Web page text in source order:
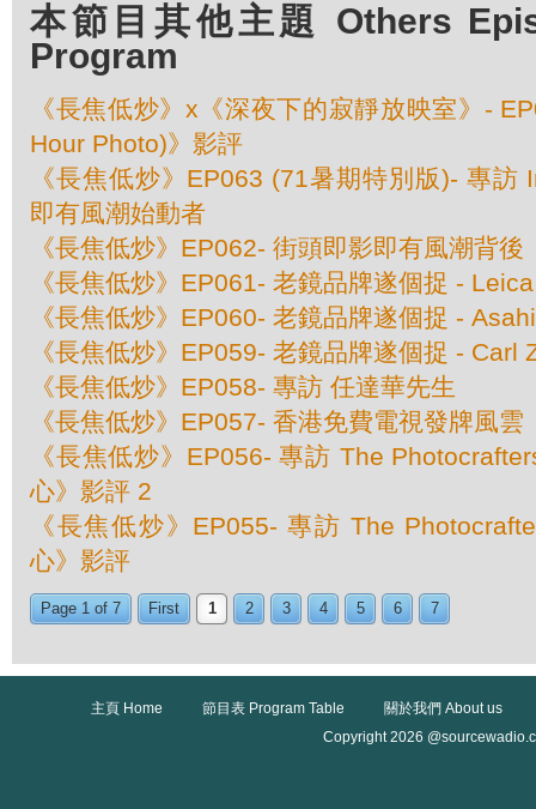
本節目其他主題 Others
Program
《長焦低炒》x《深夜下的寂靜放映室》-
Hour Photo)》影評
《長焦低炒》EP063 (71暑期特別版)- 專訪
即有風潮始動者
《長焦低炒》EP062- 街頭即影即有風潮背後
《長焦低炒》EP061- 老鏡品牌遂個捉 - Leica
《長焦低炒》EP060- 老鏡品牌遂個捉 -
《長焦低炒》EP059- 老鏡品牌遂個捉 - Carl
《長焦低炒》EP058- 專訪 任達華先生
《長焦低炒》EP057- 香港免費電視發牌風雲
《長焦低炒》EP056- 專訪 The
心》影評 2
《長焦低炒》EP055- 專訪 The
心》影評
Page 1 of 7 First 1 2 3 4 5 6 7
主頁 Home 節目表 Program Table
關於我們 About us
Copyright 2026